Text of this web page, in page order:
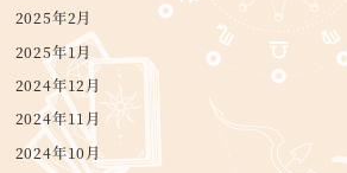
2025年2月
2025年1月
2024年12月
2024年11月
2024年10月